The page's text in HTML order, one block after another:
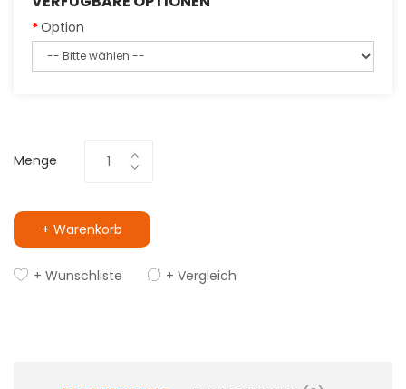
Option
Menge
+ Warenkorb
+ Wunschliste + Vergleich